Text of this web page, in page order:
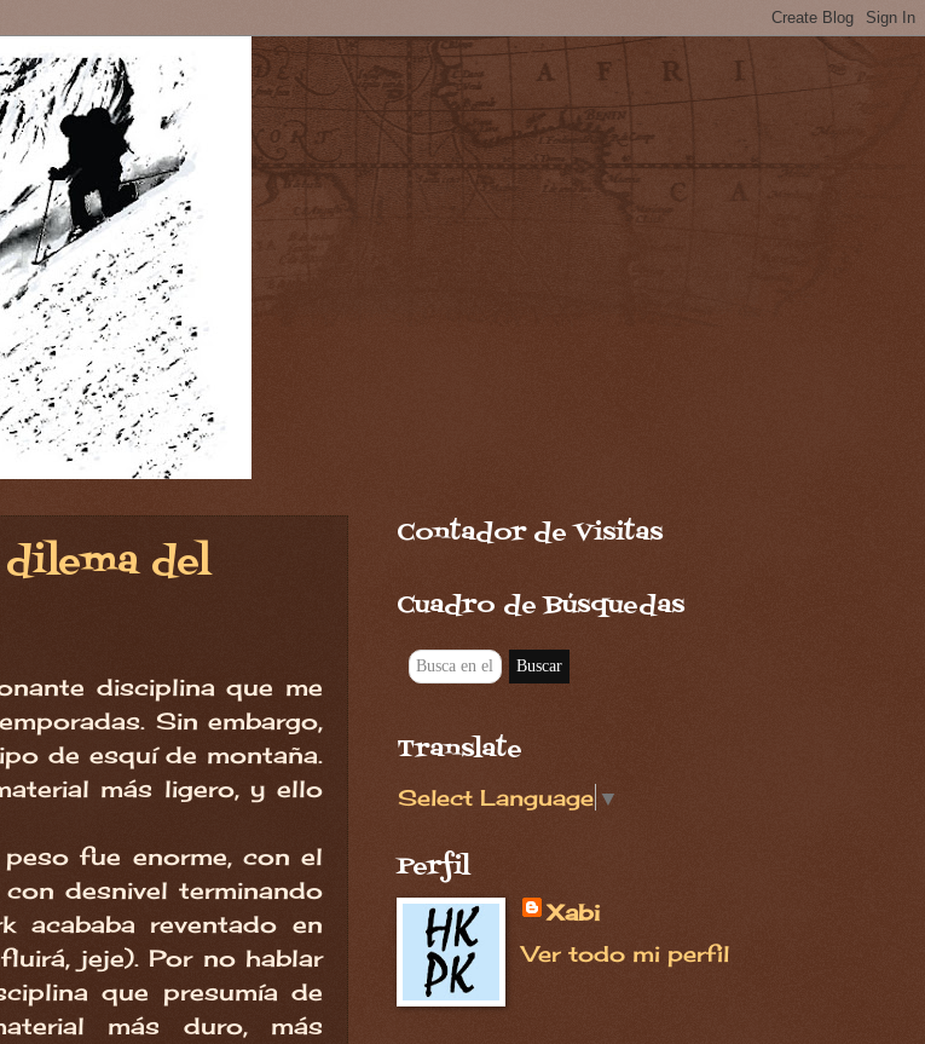
del
disciplina que me
Sin embargo,
de esquí de montaña.
más ligero, y ello
fue enorme, con el
desnivel terminando
acababa reventado en
jeje). Por no hablar
que presumía de
más duro, más
Contador de Visitas
Cuadro de Búsquedas
Translate
Select Language ▼
Perfil
Xabi
Ver todo mi perfil